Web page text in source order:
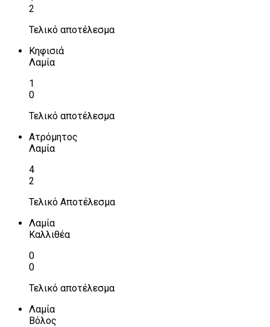
2
Τελικό αποτέλεσμα
Κηφισιά
Λαμία
1
0
Τελικό αποτέλεσμα
Ατρόμητος
Λαμία
4
2
Τελικό Αποτέλεσμα
Λαμία
Καλλιθέα
0
0
Τελικό αποτέλεσμα
Λαμία
Βόλος